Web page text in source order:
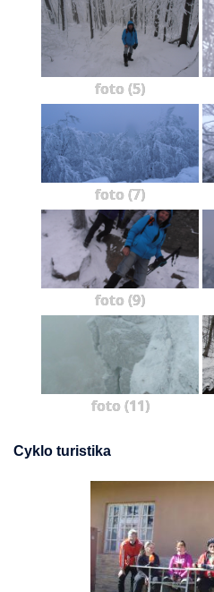
foto (5)
foto (7)
foto (9)
foto (11)
Cyklo turistika